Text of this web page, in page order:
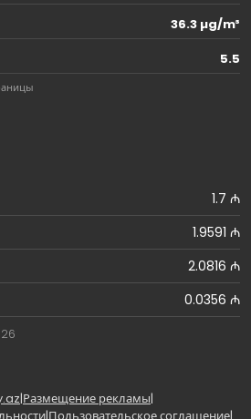
36.3 µg/m³
5.5
1.7 ₼
1.9591 ₼
2.0816 ₼
0.0356 ₼
|Размещение рекламы|